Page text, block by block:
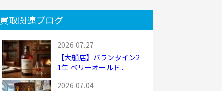
買取関連ブログ
2026.07.27
【大船店】バランタイン2
1年 ベリーオールド...
2026.07.04